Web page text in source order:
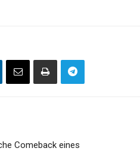
Comeback eines